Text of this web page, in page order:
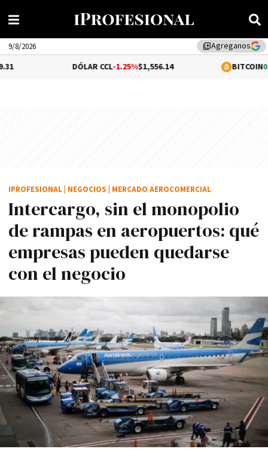
library_addAgreganos
9/8/2026
-1.25%$1,556.14 0.1%
Intercargo, sin el monopolio
de rampas en aeropuertos: qué
empresas pueden quedarse
con el negocio
IPROFESIONAL NEGOCIOS MERCADO AEROCOMERCIAL